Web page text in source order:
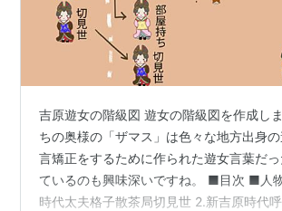
吉原遊女の階級図 遊女の階級図を作成し
ちの奥様の「ザマス」は色々な地方出身
言矯正をするために作られた遊女言葉だ
ているのも興味深いですね。 ■目次 ■人
時代太夫格子散茶局切見世 2.新吉原時代